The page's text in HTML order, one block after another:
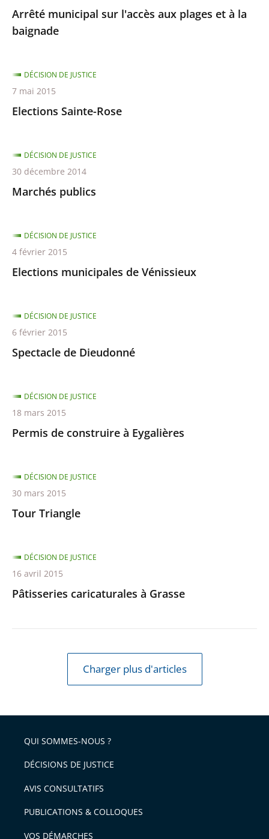
Arrêté municipal sur l'accès aux plages et à la
baignade
Elections Sainte-Rose
DÉCISION DE JUSTICE
7 mai 2015
Marchés publics
DÉCISION DE JUSTICE
30 décembre 2014
Elections municipales de Vénissieux
DÉCISION DE JUSTICE
4 février 2015
Spectacle de Dieudonné
DÉCISION DE JUSTICE
6 février 2015
Permis de construire à Eygalières
DÉCISION DE JUSTICE
18 mars 2015
Tour Triangle
DÉCISION DE JUSTICE
30 mars 2015
Pâtisseries caricaturales à Grasse
DÉCISION DE JUSTICE
16 avril 2015
Charger plus d'articles
QUI SOMMES-NOUS ?
DÉCISIONS DE JUSTICE
AVIS CONSULTATIFS
PUBLICATIONS & COLLOQUES
VOS DÉMARCHES